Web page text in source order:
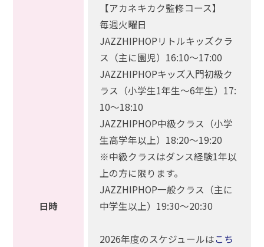
日時
【アカネキカク監修コース】
毎週火曜日
JAZZHIPHOPリトルキッズクラ
ス（主に園児）16:10～17:00
JAZZHIPHOPキッズ入門初級ク
ラス（小学生1年生～6年生）17:
10～18:10
JAZZHIPHOP中級クラス（小学
生高学年以上）18:20～19:20
※中級クラスはダンス経験1年以
上の方に限ります。
JAZZHIPHOP一般クラス（主に
中学生以上）19:30～20:30
2026年度のスケジュールはこち